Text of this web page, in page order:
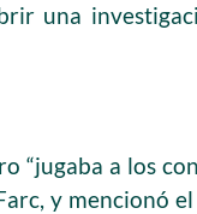
una
“jugaba a los
y mencionó